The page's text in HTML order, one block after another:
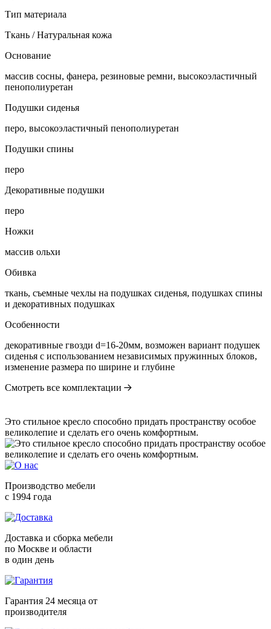
Тип материала
Ткань / Натуральная кожа
Основание
массив сосны, фанера, резиновые ремни, высокоэластичный
пенополиуретан
Подушки сиденья
перо, высокоэластичный пенополиуретан
Подушки спины
перо
Декоративные подушки
перо
Ножки
массив ольхи
Обивка
ткань, съемные чехлы на подушках сиденья, подушках спины
и декоративных подушках
Особенности
декоративные гвозди d=16-20мм, возможен вариант подушек
сиденья с использованием независимых пружинных блоков,
изменение размера по ширине и глубине
Смотреть все комплектации
Это стильное кресло способно придать пространству особое
великолепие и сделать его очень комфортным.
Производство мебели
с 1994 года
Доставка и сборка мебели
по Москве и области
в один день
Гарантия 24 месяца от
производителя